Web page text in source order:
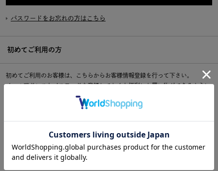
パスワードをお忘れの方はこちら
初めてご利用の方
初めてご利用のお客様は、こちらからお客様情報登録を行って下さい。
メールアドレスとパスワードを登録しておくと便利にお買い物ができるように